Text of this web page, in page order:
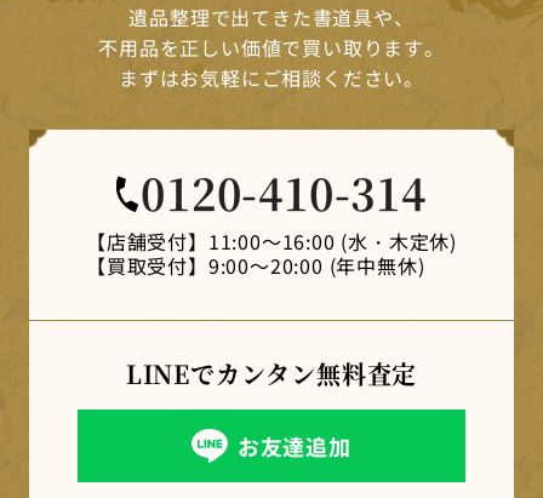
遺品整理で出てきた書道具や、
不用品を正しい価値で買い取ります。
まずはお気軽にご相談ください。
0120-410-314
【店舗受付】 11:00～16:00 (水・木定休)
【買取受付】 9:00～20:00 (年中無休)
LINEでカンタン無料査定
お友達追加